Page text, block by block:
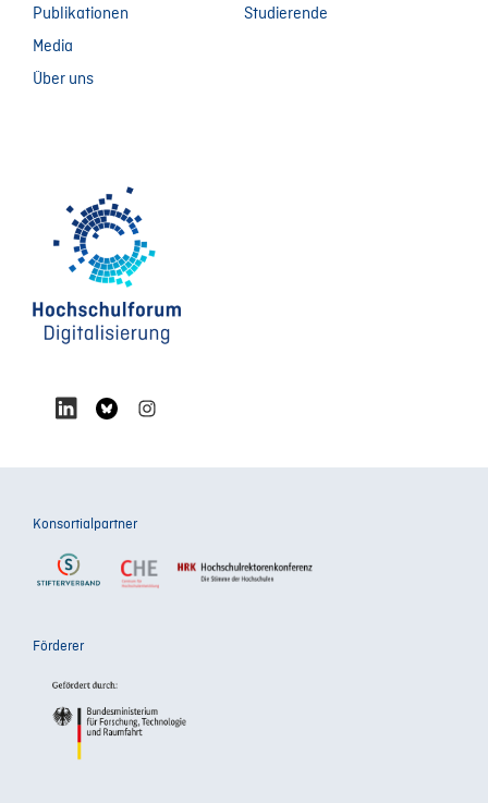
Publikationen
Media
Über uns
Studierende
Konsortialpartner
Förderer